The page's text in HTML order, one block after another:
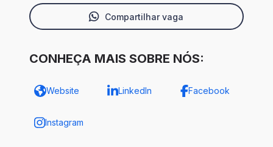
Compartilhar vaga
CONHEÇA MAIS SOBRE NÓS:
Website LinkedIn Facebook
Instagram